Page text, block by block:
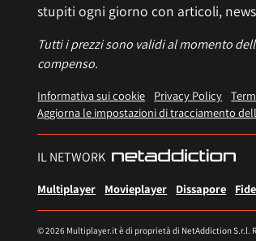
stupiti ogni giorno con articoli,
Tutti i prezzi sono validi al momento
compenso.
Informativa sui cookie Privacy Policy
Aggiorna le impostazioni di tracciamento
IL NETWORK
Multiplayer Movieplayer Dissapore
© 2026 Multiplayer.it è di proprietà di NetAddiction S.r.l.